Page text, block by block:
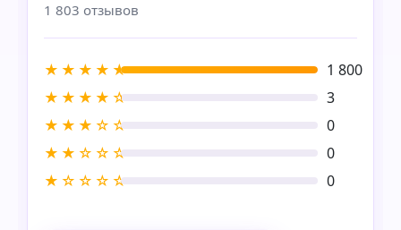
1 803 отзывов
★★★★★
1 800
★★★★☆
3
★★★☆☆
0
★★☆☆☆
0
★☆☆☆☆
0